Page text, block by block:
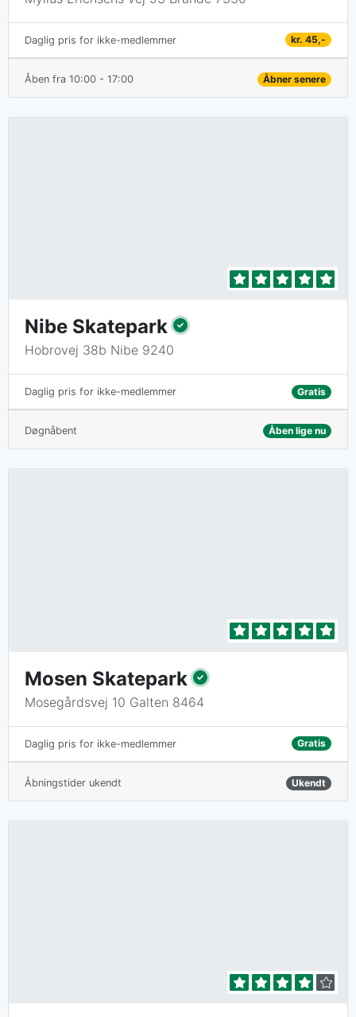
Daglig pris for ikke-medlemmer kr. 45,-
Åben fra 10:00 - 17:00 Åbner senere
Nibe Skatepark
Hobrovej 38b Nibe 9240
Daglig pris for ikke-medlemmer Gratis
Døgnåbent Åben lige nu
Mosen Skatepark
Mosegårdsvej 10 Galten 8464
Daglig pris for ikke-medlemmer Gratis
Åbningstider ukendt Ukendt